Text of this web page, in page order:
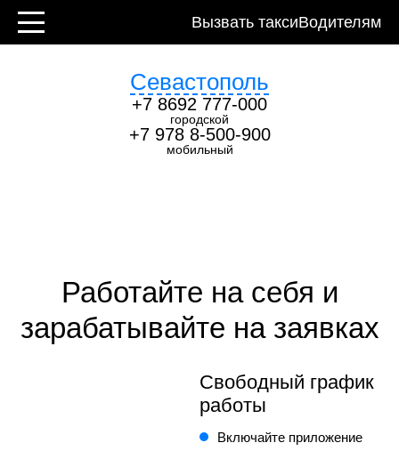
Вызвать таксиВодителям
Севастополь
+7 8692 777-000
городской
+7 978 8-500-900
мобильный
Контакты
Работайте на себя и
зарабатывайте на заявках
Свободный график
работы
Включайте приложение